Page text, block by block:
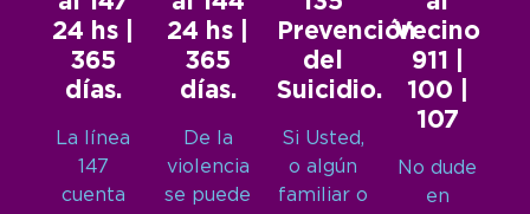
24 hs |
365
días.
La línea
147
cuenta
24 hs |
365
días.
De la
violencia
se puede
Prevención
del
Suicidio.
Si Usted,
o algún
familiar o
Vecino
911 |
100 |
107
No dude
en